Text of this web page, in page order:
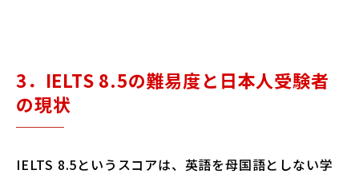
3．IELTS 8.5の難易度と日本人受験者
の現状
IELTS 8.5というスコアは、英語を母国語としない学